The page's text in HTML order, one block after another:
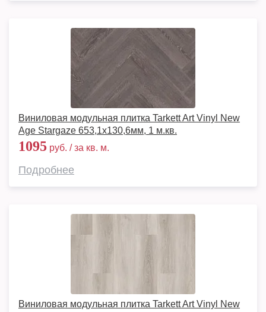
Виниловая модульная плитка Tarkett Art Vinyl New
Age Stargaze 653,1х130,6мм, 1 м.кв.
1095 руб. / за кв. м.
Подробнее
Виниловая модульная плитка Tarkett Art Vinyl New